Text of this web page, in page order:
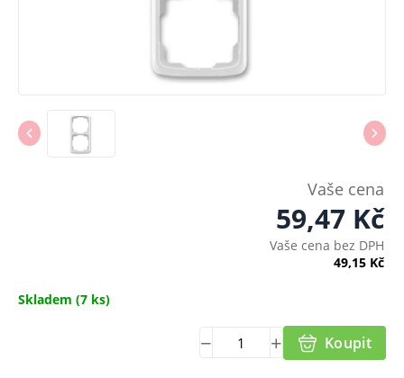
Vaše cena
59,47 Kč
Vaše cena bez DPH
49,15 Kč
Skladem (7 ks)
Koupit